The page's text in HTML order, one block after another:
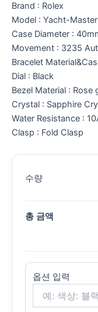
Brand : Rolex
Model : Yacht-
Case Diameter :
Movement : 3235
Bracelet
Dial : Black
Bezel Material : Rose
Crystal : Sapphire
Water Resistance :
Clasp : Fold Clasp
수량
총 금액
옵션 입력